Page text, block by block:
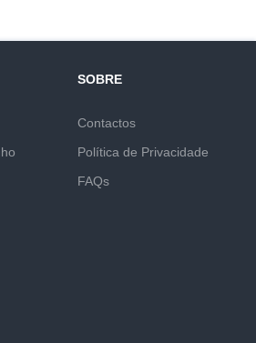
SOBRE
Contactos
Política de Privacidade
FAQs